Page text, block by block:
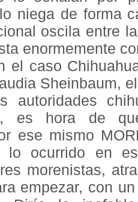
niega de forma
oscila entre
enormemente
el caso
Sheinbaum,
autoridades
es hora de
ese mismo
lo ocurrido en
morenistas,
empezar, con